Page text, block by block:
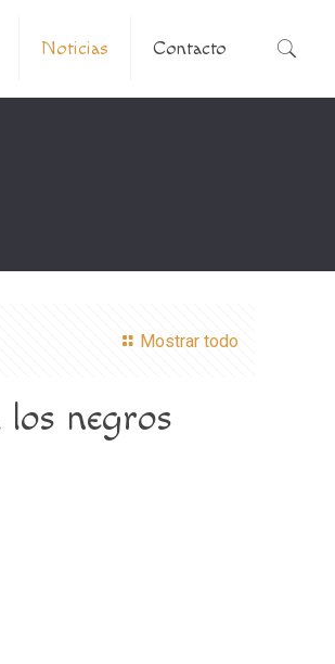
Noticias Contacto
Mostrar todo
negros